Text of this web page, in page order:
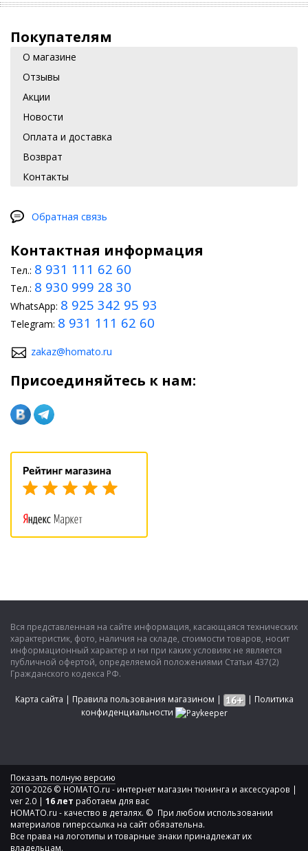
Покупателям
О магазине
Отзывы
Акции
Новости
Оплата и доставка
Возврат
Контакты
Обратная связь
Контактная информация
Тел.: 8 931 111 62 60
Тел.: 8 930 999 28 30
WhatsApp: 8 925 342 95 93
Telegram: 8 931 111 62 60
zakaz@homato.ru
Присоединяйтесь к нам:
Вся представленная на сайте информация, касающаяся технических
характеристик, фото, наличия на складе, стоимости товаров, носит
информационный характер и ни при каких условиях не является
публичной офертой, определяемой положениями Статьи 437(2)
Гражданского кодекса РФ.
Карта сайта | Правила пользования магазином | | Политика
конфиденциальности
Показать полную версию
2010-2026 © HOMATO.ru - интернет магазин тюнинга и аксессуаров |
ver 2.0 | 16 лет работаем для вас
HOMATO.ru - качество в деталях. © При любом использовании
материалов гиперссылка на сайт обязательна.
Все права на логотипы и товарные знаки принадлежат их
владельцам.